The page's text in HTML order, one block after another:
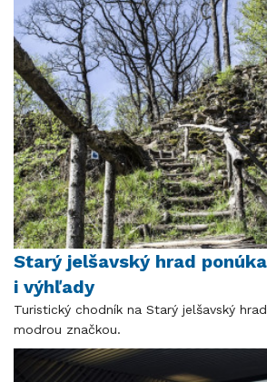
Starý jelšavský hrad
i výhľady
Turistický chodník na Starý jelšavský
modrou značkou.